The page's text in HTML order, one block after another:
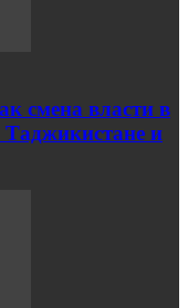
смена власти в
Таджикистане и